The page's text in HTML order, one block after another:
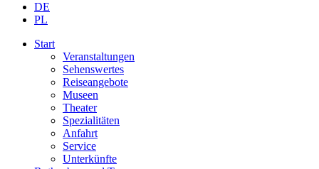
DE
PL
Start
Veranstaltungen
Sehenswertes
Reiseangebote
Museen
Theater
Spezialitäten
Anfahrt
Service
Unterkünfte